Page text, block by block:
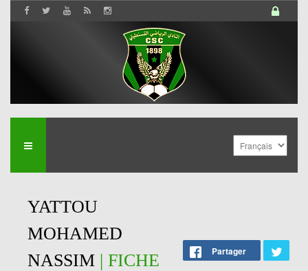
YATTOU
MOHAMED
NASSIM | FICHE
Partager